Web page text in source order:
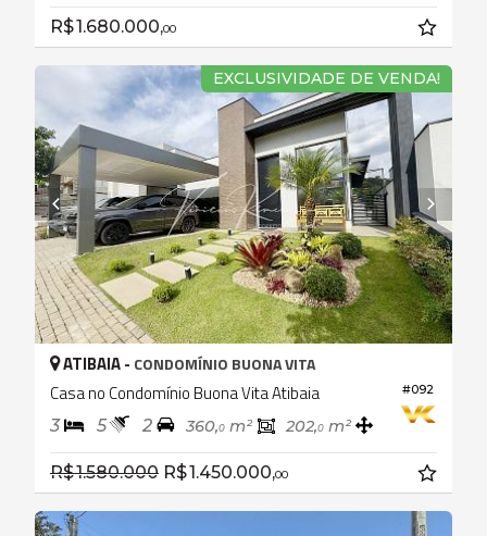
R$ 1.680.000,00
EXCLUSIVIDADE DE VENDA!
#092
ATIBAIA - CONDOMÍNIO BUONA VITA
Casa no Condomínio Buona Vita Atibaia
3 5 2 360,0 m² 202,0 m²
R$ 1.580.000 R$ 1.450.000,00